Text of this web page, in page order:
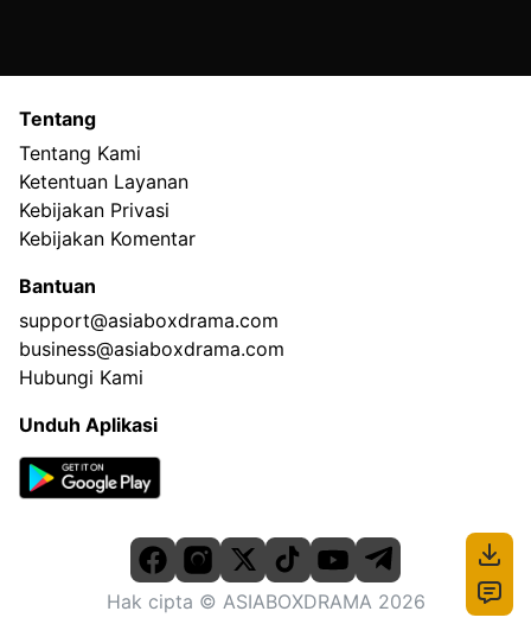
Tentang
Tentang Kami
Ketentuan Layanan
Kebijakan Privasi
Kebijakan Komentar
Bantuan
support@asiaboxdrama.com
business@asiaboxdrama.com
Hubungi Kami
Unduh Aplikasi
Hak cipta © ASIABOXDRAMA 2026